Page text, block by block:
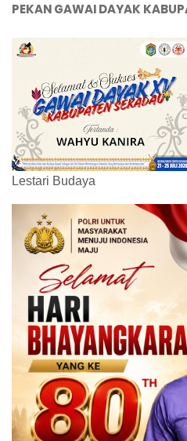
PEKAN GAWAI DAYAK
Lestari Budaya